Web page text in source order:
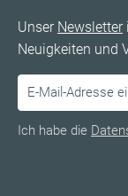
Unser Newsletter
Neuigkeiten und
Ich habe die